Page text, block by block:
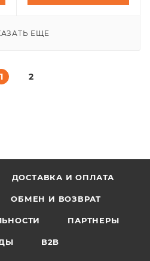
ЕЩЕ
1 2
ДОСТАВКА И ОПЛАТА
ОБМЕН И ВОЗВРАТ
ПАРТНЕРЫ
B2B